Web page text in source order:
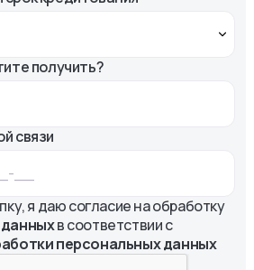
получить?
связи
я даю согласие на обработку
в соответствии с
персональных данных